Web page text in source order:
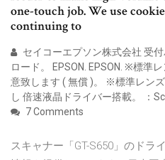
one-touch job. We use
continuing to
セイコーエプソン株式会社 受
ロード。 EPSON. EPSON. ※標準
意致します ( 無償 )。 ※標準レン
し 倍速液晶ドライバー搭載。 ：
7 Comments
スキャナー「GT-S650」のドラ